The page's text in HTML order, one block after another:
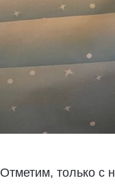
Отметим, только с